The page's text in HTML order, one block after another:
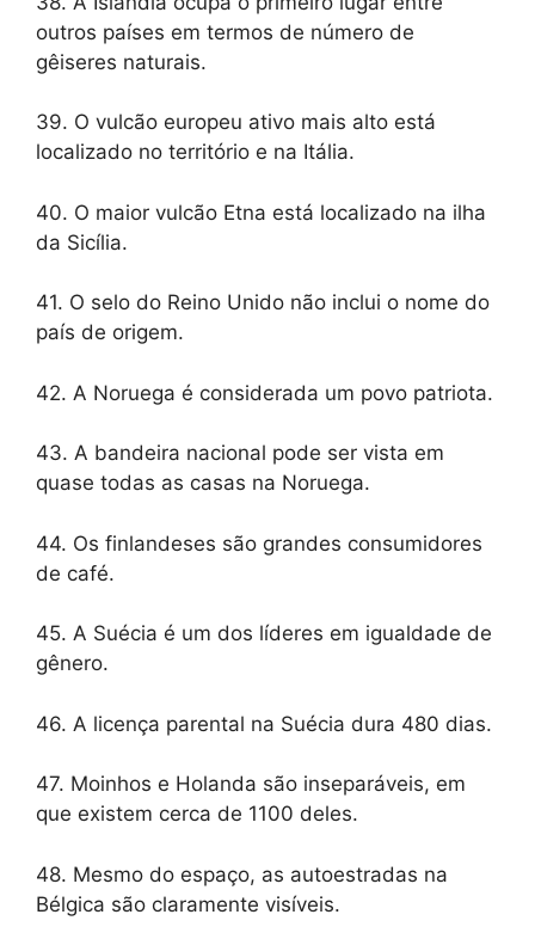
outros países em termos de número de
gêiseres naturais.
39. O vulcão europeu ativo mais alto está
localizado no território e na Itália.
40. O maior vulcão Etna está localizado na ilha
da Sicília.
41. O selo do Reino Unido não inclui o nome do
país de origem.
42. A Noruega é considerada um povo patriota.
43. A bandeira nacional pode ser vista em
quase todas as casas na Noruega.
44. Os finlandeses são grandes consumidores
de café.
45. A Suécia é um dos líderes em igualdade de
gênero.
46. A licença parental na Suécia dura 480 dias.
47. Moinhos e Holanda são inseparáveis, em
que existem cerca de 1100 deles.
48. Mesmo do espaço, as autoestradas na
Bélgica são claramente visíveis.